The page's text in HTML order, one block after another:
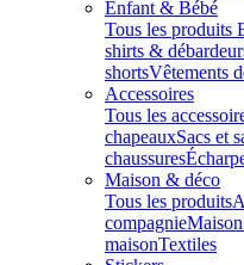
Enfant & Bébé
Tous les produits
shirts &
shortsVêtements
Accessoires
Tous les
chapeauxSacs et
chaussures
Maison & déco
Tous les produits
compagnie
maisonTextiles